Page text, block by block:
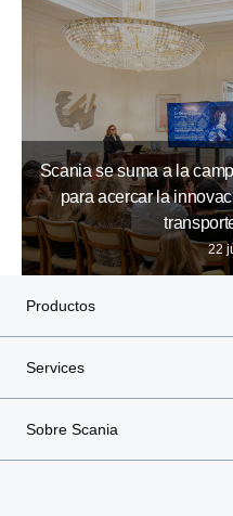
Scania se suma a la
para acercar la
22
Productos
Services
Sobre Scania